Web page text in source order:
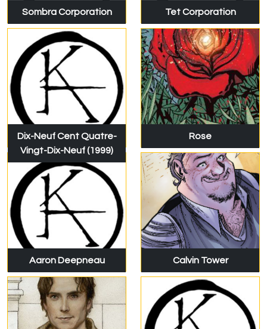
Sombra Corporation Tet Corporation
Dix-Neuf Cent Quatre-
Vingt-Dix-Neuf (1999)
Rose
Aaron Deepneau Calvin Tower